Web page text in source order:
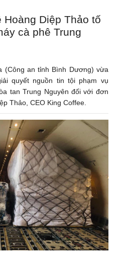
Hoàng Diệp Thảo tố
cà phê Trung
(Công an tỉnh Bình Dương) vừa
quyết nguồn tin tội phạm vụ
tan Trung Nguyên đối với đơn
Thảo, CEO King Coffee.